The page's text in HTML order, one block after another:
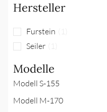
Hersteller
Furstein
Seiler
Modelle
Modell S-155
Modell M-170